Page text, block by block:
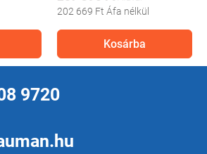
202 669 Ft Áfa nélkül
Kosárba
9720